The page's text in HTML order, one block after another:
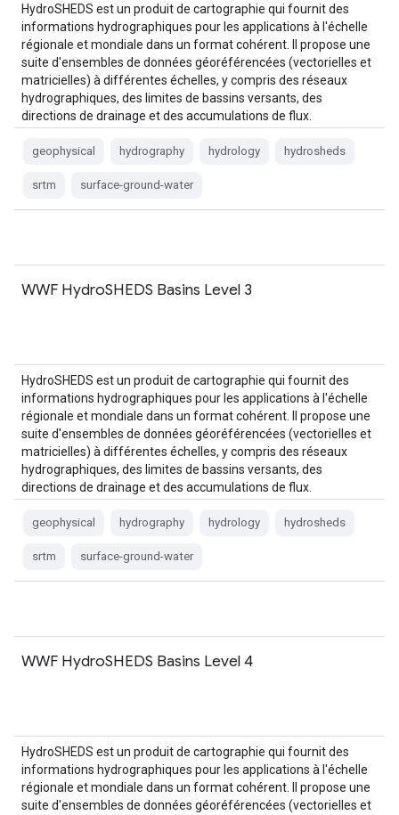
HydroSHEDS est un produit de cartographie qui fournit des
informations hydrographiques pour les applications à l'échelle
régionale et mondiale dans un format cohérent. Il propose une
suite d'ensembles de données géoréférencées (vectorielles et
matricielles) à différentes échelles, y compris des réseaux
hydrographiques, des limites de bassins versants, des
directions de drainage et des accumulations de flux.
geophysical hydrography hydrology hydrosheds
srtm surface-ground-water
WWF HydroSHEDS Basins Level 3
HydroSHEDS est un produit de cartographie qui fournit des
informations hydrographiques pour les applications à l'échelle
régionale et mondiale dans un format cohérent. Il propose une
suite d'ensembles de données géoréférencées (vectorielles et
matricielles) à différentes échelles, y compris des réseaux
hydrographiques, des limites de bassins versants, des
directions de drainage et des accumulations de flux.
geophysical hydrography hydrology hydrosheds
srtm surface-ground-water
WWF HydroSHEDS Basins Level 4
HydroSHEDS est un produit de cartographie qui fournit des
informations hydrographiques pour les applications à l'échelle
régionale et mondiale dans un format cohérent. Il propose une
suite d'ensembles de données géoréférencées (vectorielles et